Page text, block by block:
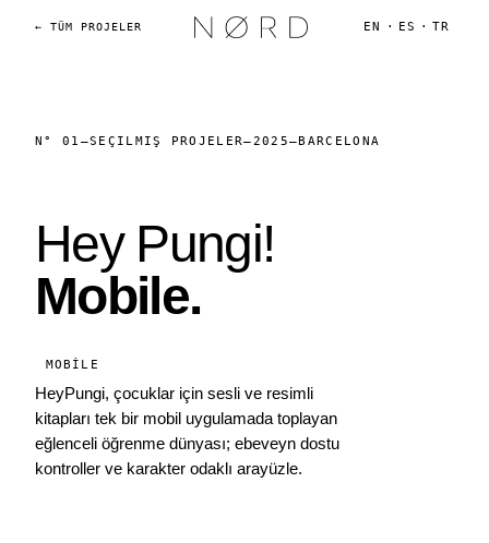
← TÜM PROJELER EN · ES · TR
N° 01 —SEÇILMIŞ PROJELER—2025—BARCELONA
Hey Pungi!
Mobile.
MOBILE
HeyPungi, çocuklar için sesli ve resimli
kitapları tek bir mobil uygulamada toplayan
eğlenceli öğrenme dünyası; ebeveyn dostu
kontroller ve karakter odaklı arayüzle.